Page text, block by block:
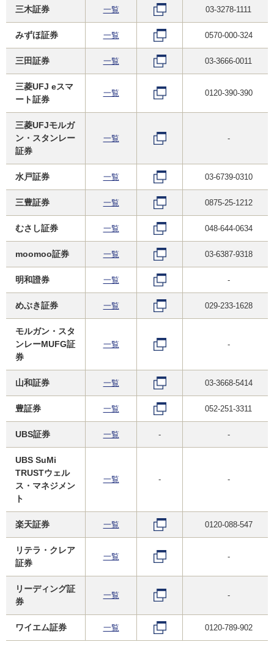
三木証券 一覧 03-3278-1111
みずほ証券 一覧 0570-000-324
三田証券 一覧 03-3666-0011
三菱UFJ eスマ
ート証券
一覧 0120-390-390
三菱UFJモルガ
ン・スタンレー
証券
一覧 -
水戸証券 一覧 03-6739-0310
三豊証券 一覧 0875-25-1212
むさし証券 一覧 048-644-0634
moomoo証券 一覧 03-6387-9318
明和證券 一覧 -
めぶき証券 一覧 029-233-1628
モルガン・スタ
ンレーMUFG証
券
一覧 -
山和証券 一覧 03-3668-5414
豊証券 一覧 052-251-3311
UBS証券 一覧 - -
UBS SuMi
TRUSTウェル
ス・マネジメン
ト
一覧 - -
楽天証券 一覧 0120-088-547
リテラ・クレア
証券
一覧 -
リーディング証
券
一覧 -
ワイエム証券 一覧 0120-789-902